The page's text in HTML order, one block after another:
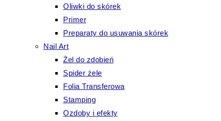
Oliwki do skórek
Primer
Preparaty do usuwania skórek
Nail Art
Żel do zdobień
Spider żele
Folia Transferowa
Stamping
Ozdoby i efekty